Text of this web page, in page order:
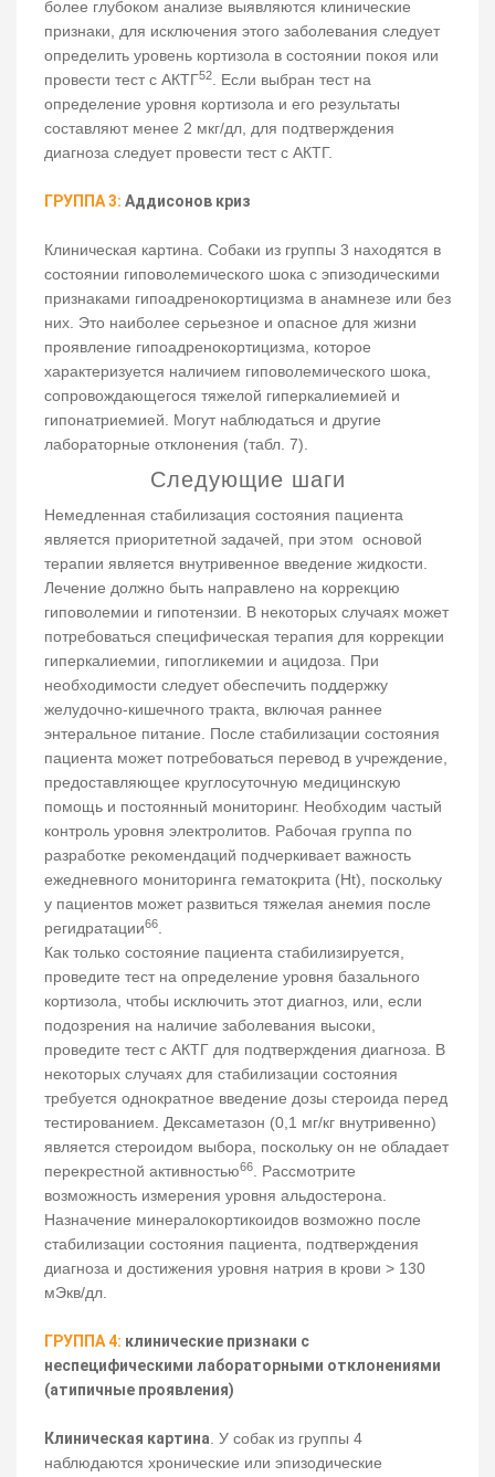
более глубоком анализе выявляются клинические
признаки, для исключения этого заболевания следует
определить уровень кортизола в состоянии покоя или
провести тест с АКТГ52. Если выбран тест на
определение уровня кортизола и его результаты
составляют менее 2 мкг/дл, для подтверждения
диагноза следует провести тест с АКТГ.
ГРУППА 3: Аддисонов криз
Клиническая картина. Собаки из группы 3 находятся в
состоянии гиповолемического шока с эпизодическими
признаками гипоадренокортицизма в анамнезе или без
них. Это наиболее серьезное и опасное для жизни
проявление гипоадренокортицизма, которое
характеризуется наличием гиповолемического шока,
сопровождающегося тяжелой гиперкалиемией и
гипонатриемией. Могут наблюдаться и другие
лабораторные отклонения (табл. 7).
Следующие шаги
Немедленная стабилизация состояния пациента
является приоритетной задачей, при этом основой
терапии является внутривенное введение жидкости.
Лечение должно быть направлено на коррекцию
гиповолемии и гипотензии. В некоторых случаях может
потребоваться специфическая терапия для коррекции
гиперкалиемии, гипогликемии и ацидоза. При
необходимости следует обеспечить поддержку
желудочно-кишечного тракта, включая раннее
энтеральное питание. После стабилизации состояния
пациента может потребоваться перевод в учреждение,
предоставляющее круглосуточную медицинскую
помощь и постоянный мониторинг. Необходим частый
контроль уровня электролитов. Рабочая группа по
разработке рекомендаций подчеркивает важность
ежедневного мониторинга гематокрита (Ht), поскольку
у пациентов может развиться тяжелая анемия после
регидратации66.
Как только состояние пациента стабилизируется,
проведите тест на определение уровня базального
кортизола, чтобы исключить этот диагноз, или, если
подозрения на наличие заболевания высоки,
проведите тест с АКТГ для подтверждения диагноза. В
некоторых случаях для стабилизации состояния
требуется однократное введение дозы стероида перед
тестированием. Дексаметазон (0,1 мг/кг внутривенно)
является стероидом выбора, поскольку он не обладает
перекрестной активностью66. Рассмотрите
возможность измерения уровня альдостерона.
Назначение минералокортикоидов возможно после
стабилизации состояния пациента, подтверждения
диагноза и достижения уровня натрия в крови > 130
мЭкв/дл.
ГРУППА 4: клинические признаки с
неспецифическими лабораторными отклонениями
(атипичные проявления)
Клиническая картина. У собак из группы 4
наблюдаются хронические или эпизодические